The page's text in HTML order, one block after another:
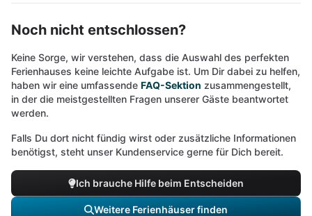
Noch nicht entschlossen?
Keine Sorge, wir verstehen, dass die Auswahl des perfekten
Ferienhauses keine leichte Aufgabe ist. Um Dir dabei zu helfen,
haben wir eine umfassende FAQ-Sektion zusammengestellt,
in der die meistgestellten Fragen unserer Gäste beantwortet
werden.
Falls Du dort nicht fündig wirst oder zusätzliche Informationen
benötigst, steht unser Kundenservice gerne für Dich bereit.
Ich brauche Hilfe beim Entscheiden
Weitere Ferienhäuser finden